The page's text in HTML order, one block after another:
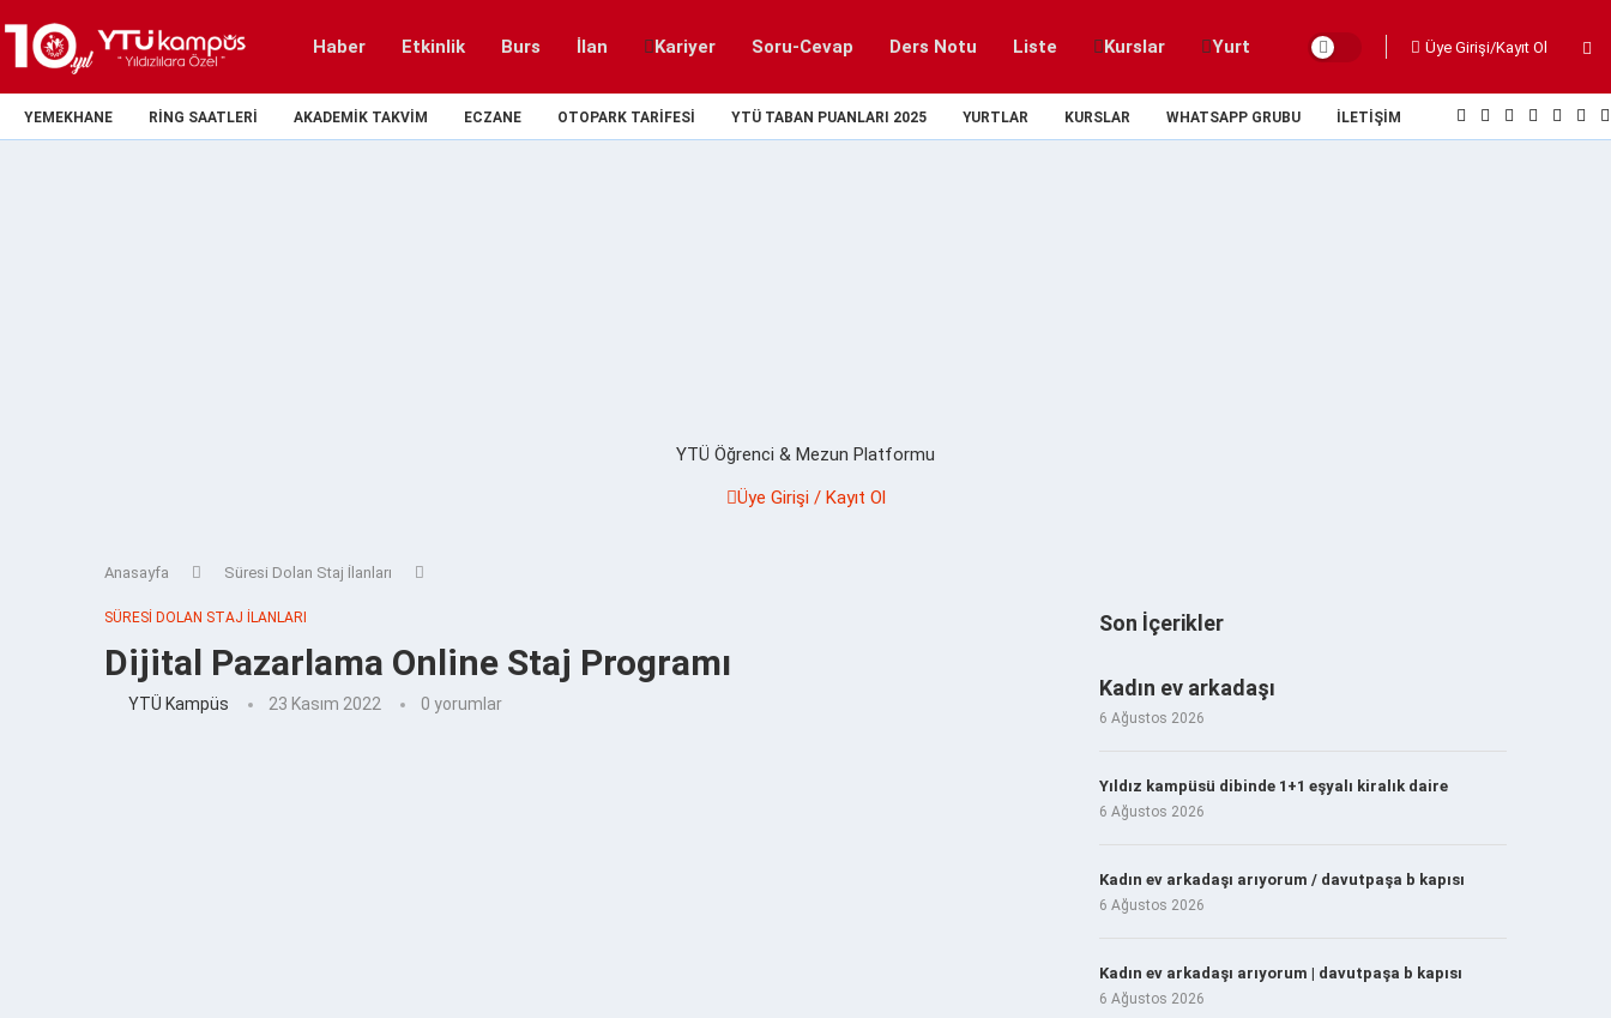
Haber Etkinlik Burs İlan Kariyer Soru-Cevap Ders Notu Liste Kurslar Yurt Üye Girişi/Kayıt Ol
YEMEKHANE RING SAATLERI AKADEMIK TAKVIM ECZANE OTOPARK TARIFESI YTÜ TABAN PUANLARI 2025 YURTLAR KURSLAR WHATSAPP GRUBU İLETIŞIM
YTÜ Öğrenci & Mezun Platformu
Üye Girişi / Kayıt Ol
Anasayfa Süresi Dolan Staj İlanları
SÜRESI DOLAN STAJ İLANLARI
Dijital Pazarlama Online Staj Programı
YTÜ Kampüs 23 Kasım 2022 0 yorumlar
Son İçerikler
Kadın ev arkadaşı
6 Ağustos 2026
Yıldız kampüsü dibinde 1+1 eşyalı kiralık daire
6 Ağustos 2026
Kadın ev arkadaşı arıyorum / davutpaşa b kapısı
6 Ağustos 2026
Kadın ev arkadaşı arıyorum | davutpaşa b kapısı
6 Ağustos 2026